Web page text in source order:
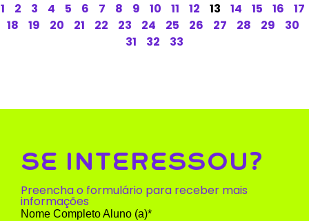
1 2 3 4 5 6 7 8 9 10 11 12 13 14 15 16
17
18
19 20 21 22 23 24 25 26 27 28 29
30
31
32 33
SE INTERESSOU?
Preencha o formulário para receber mais
informações
Nome Completo Aluno (a)*